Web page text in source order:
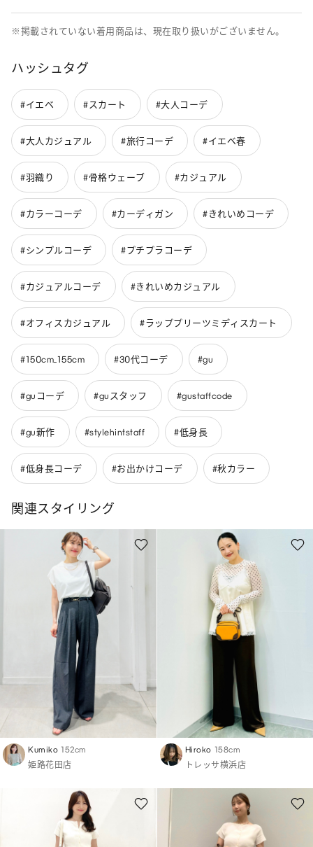
※掲載されていない着用商品は、現在取り扱いがございません。
ハッシュタグ
#イエベ #スカート #大人コーデ
#大人カジュアル #旅行コーデ #イエベ春
#羽織り #骨格ウェーブ #カジュアル
#カラーコーデ #カーディガン #きれいめコーデ
#シンプルコーデ #プチプラコーデ
#カジュアルコーデ #きれいめカジュアル
#オフィスカジュアル #ラッププリーツミディスカート
#150cm_155cm #30代コーデ #gu
#guコーデ #guスタッフ #gustaffcode
#gu新作 #stylehintstaff #低身長
#低身長コーデ #お出かけコーデ #秋カラー
関連スタイリング
Kumiko 152cm
姫路花田店
Hiroko 158cm
トレッサ横浜店